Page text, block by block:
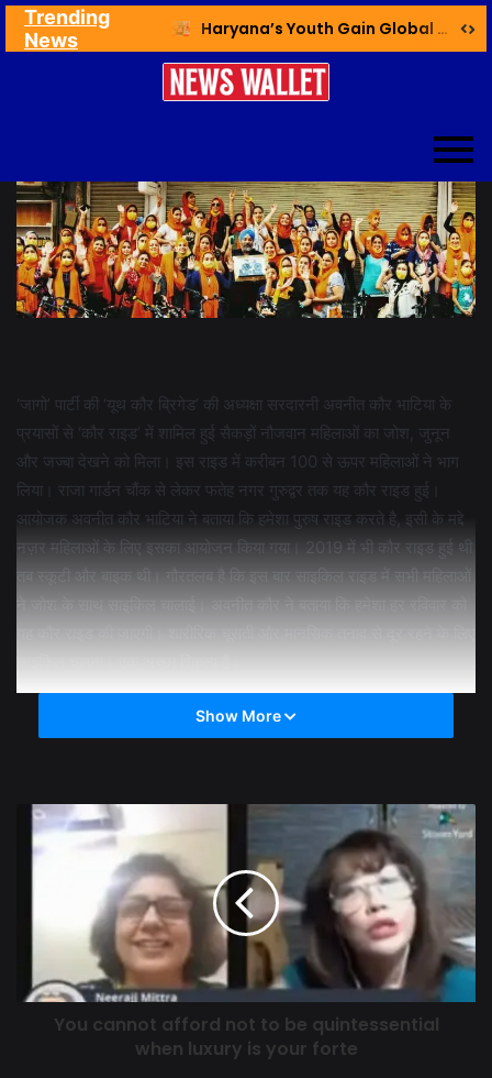
Trending
News
Haryana’s Youth Gain Global Healthcare Career Boost Through New Skilling Partnership
‘जागो’ पार्टी की ‘यूथ कौर ब्रिगेड’ की अध्यक्षा सरदारनी अवनीत कौर भाटिया के
प्रयासों से ‘कौर राइड’ में शामिल हुई सैकड़ों नौजवान महिलाओं का जोश, जुनून
और जज्बा देखने को मिला। इस राइड में करीबन 100 से ऊपर महिलाओं ने भाग
लिया। राजा गार्डन चौंक से लेकर फतेह नगर गुरुद्वर तक यह कौर राइड हुई।
आयोजक अवनीत कौर भाटिया ने बताया कि हमेशा पुरुष राइड करते है, इसी के मद्दे
नज़र महिलाओं के लिए इसका आयोजन किया गया। 2019 में भी कौर राइड हुई थी
तब स्कूटी और बाइक थी। गौरतलब है कि इस बार साइकिल राइड में सभी महिलाओं
ने जोश के साथ साइकिल चालाई। अवनीत कौर ने बताया कि हमेशा हर रविवार को
यह कौर राइड की जाएगी। शारीरिक चूसती और मानसिक तनाव से दूर रहने के लिए
Show More
You cannot afford not to be quintessential
when luxury is your forte